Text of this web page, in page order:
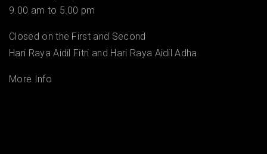
9.00 am to 5.00 pm
Closed on the First and Second
Hari Raya Aidil Fitri and Hari Raya Aidil Adha
More Info